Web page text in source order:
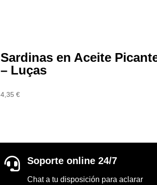
Sardinas en Aceite
– Luças
4,35€
 Soporte online 24/7
Chat a tu disposición para aclarar